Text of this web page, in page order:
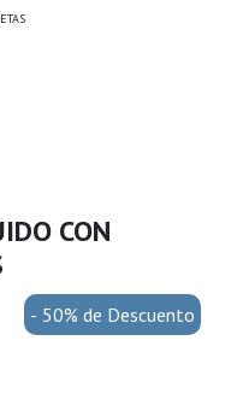
CON
- 50% de Descuento